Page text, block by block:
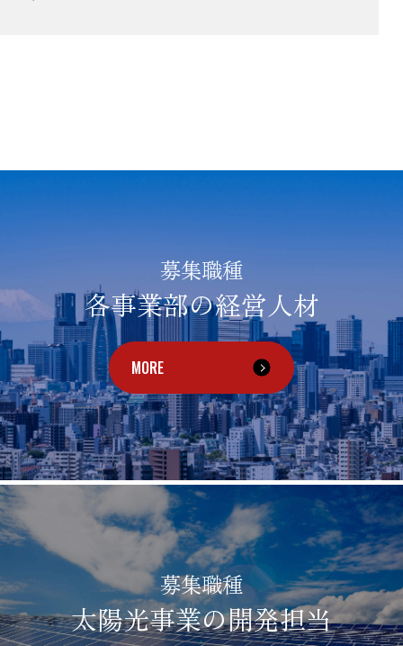
募集職種
各事業部の経営人材
MORE
募集職種
太陽光事業の開発担当